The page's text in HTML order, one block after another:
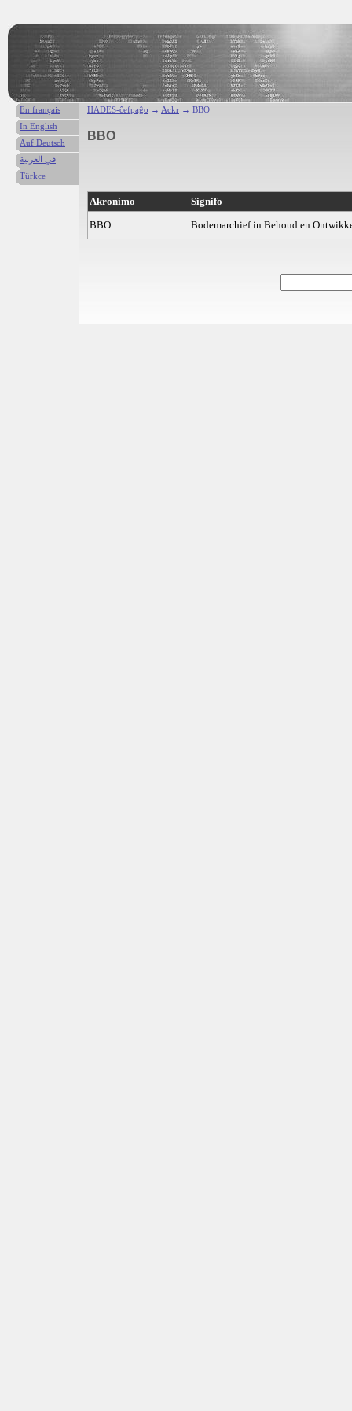
HADES-ĉefpaĝo → Ackr → BBO
BBO
Akronimo
Signifo
BBO
Bodemarchief in Behoud en
En français
In English
Auf Deutsch
في العربية
Türkce